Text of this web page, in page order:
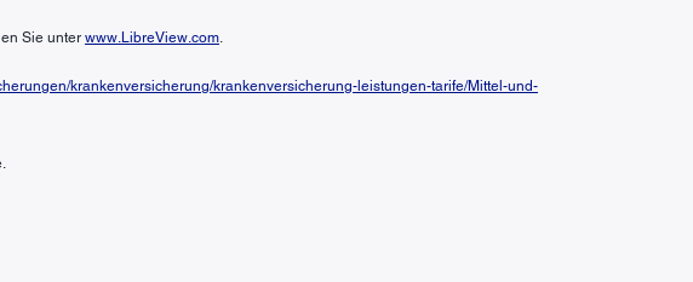
Sie unter www.LibreView.com.
krankenversicherung/krankenversicherung-leistungen-tarife/Mittel-und-